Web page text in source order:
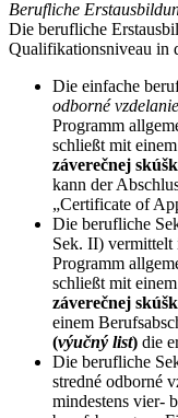
Berufliche
Die berufliche
Qualifikationsniveau in
Die einfache
odborné vzdelanie
Programm
schließt mit
záverečnej
kann der
„Certificate of
Die berufliche
Sek. II) vermittelt
Programm
schließt mit
záverečnej
einem
(výučný list) die
Die berufliche
stredné odborné
mindestens vier-